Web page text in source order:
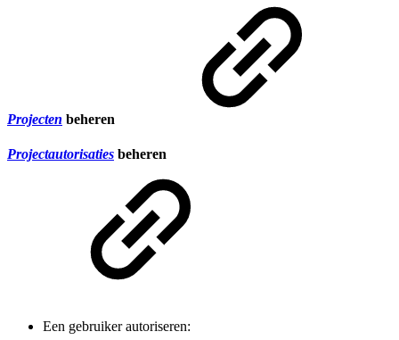
Projecten beheren
Projectautorisaties beheren
Een gebruiker autoriseren: